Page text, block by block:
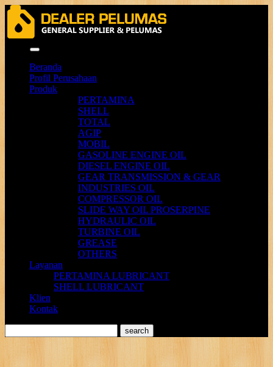
Beranda
Profil Perusahaan
Produk
PERTAMINA
SHELL
TOTAL
AGIP
MOBIL
GASOLINE ENGINE OIL
DIESEL ENGINE OIL
GEAR TRANSMISSION & GEAR
INDUSTRIES OIL
COMPRESSOR OIL
SLIDE WAY OIL PROSERPINE
HYDRAULIC OIL
TURBINE OIL
GREASE
OTHERS
Layanan
PERTAMINA LUBRICANT
SHELL LUBRICANT
Klien
Kontak